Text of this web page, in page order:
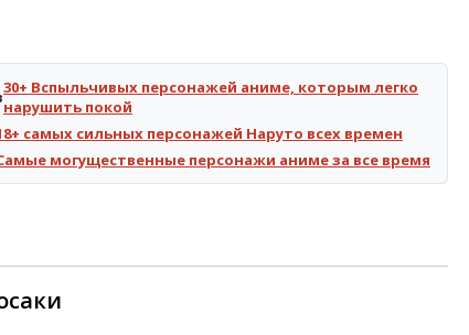
30+ Вспыльчивых персонажей аниме, которым легко
нарушить покой
самых сильных персонажей Наруто всех времен
могущественные персонажи аниме за все время